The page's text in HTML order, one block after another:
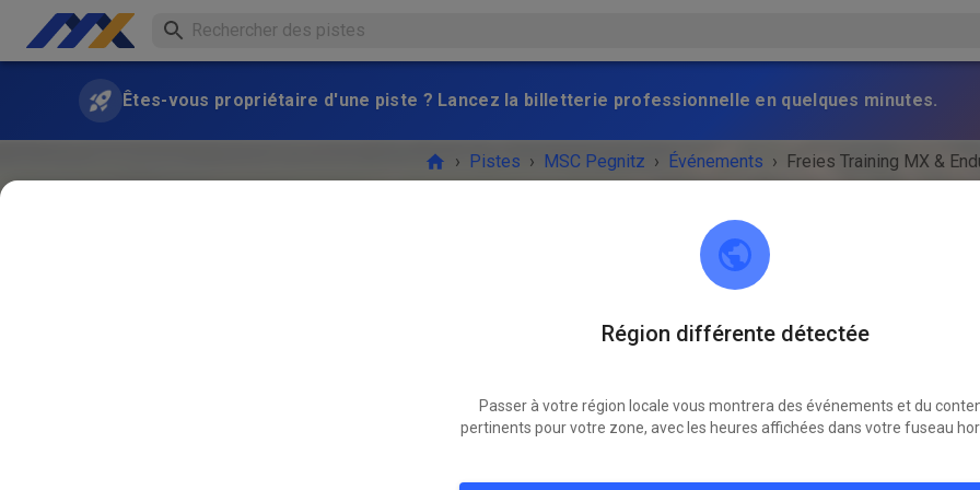
Êtes-vous propriétaire d'une piste ? Lancez la billetterie professionnelle en quelques minutes.
› Pistes › MSC Pegnitz › Événements › Freies Training MX &
MSC Pegnitz
Scharthammer
L'ÉVÉNEMENT EST TERMINÉ !
24 mardi 14:00-18:00
Région différente détectée
Passer à votre région locale vous montrera des événements et du
pertinents pour votre zone, avec les heures affichées dans votre fuseau